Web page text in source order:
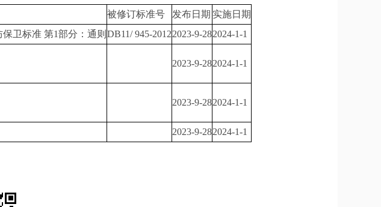
被修订标准号 发布日期 实施日期
卫标准 第1部分：通则 DB11/ 945-20122023-9-282024-1-1
2023-9-282024-1-1
2023-9-282024-1-1
2023-9-282024-1-1